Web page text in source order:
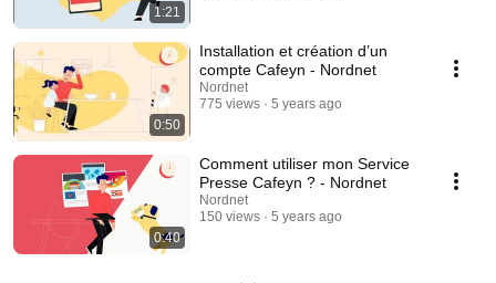
1:21
0:50
Installation et création d’un
compte Cafeyn - Nordnet
Nordnet
775 views
5 years ago
0:40
Comment utiliser mon Service
Presse Cafeyn ? - Nordnet
Nordnet
150 views
5 years ago